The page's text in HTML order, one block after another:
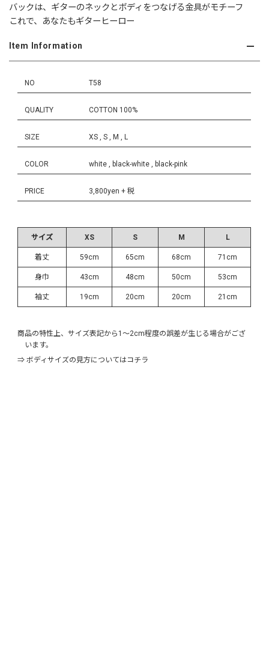
バックは、ギターのネックとボディをつなげる金具がモチーフ
これで、あなたもギターヒーロー
Item Information
NO T58
QUALITY COTTON 100%
SIZE XS , S , M , L
COLOR white , black-white , black-pink
PRICE 3,800yen + 税
サイズ XS S M L
着丈 59cm 65cm 68cm 71cm
身巾 43cm 48cm 50cm 53cm
袖丈 19cm 20cm 20cm 21cm
商品の特性上、サイズ表記から1～2cm程度の誤差が生じる場合がござ
います。
⇒ ボディサイズの見方についてはコチラ